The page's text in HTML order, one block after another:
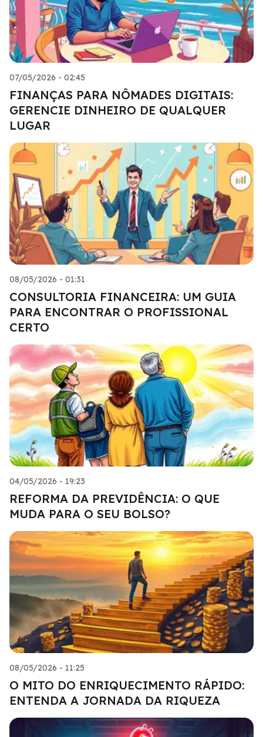
07/05/2026 - 02:45
FINANÇAS PARA NÔMADES DIGITAIS:
GERENCIE DINHEIRO DE QUALQUER
LUGAR
08/05/2026 - 01:31
CONSULTORIA FINANCEIRA: UM GUIA
PARA ENCONTRAR O PROFISSIONAL
CERTO
04/05/2026 - 19:23
REFORMA DA PREVIDÊNCIA: O QUE
MUDA PARA O SEU BOLSO?
08/05/2026 - 11:25
O MITO DO ENRIQUECIMENTO RÁPIDO:
ENTENDA A JORNADA DA RIQUEZA